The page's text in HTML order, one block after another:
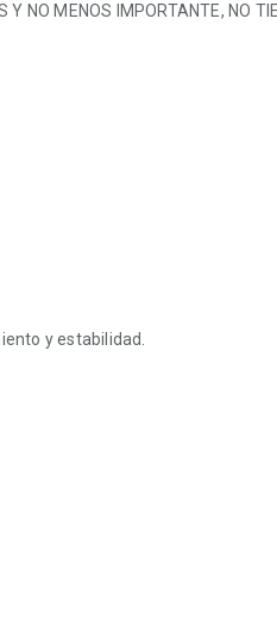
MENOS IMPORTANTE, NO
y estabilidad.